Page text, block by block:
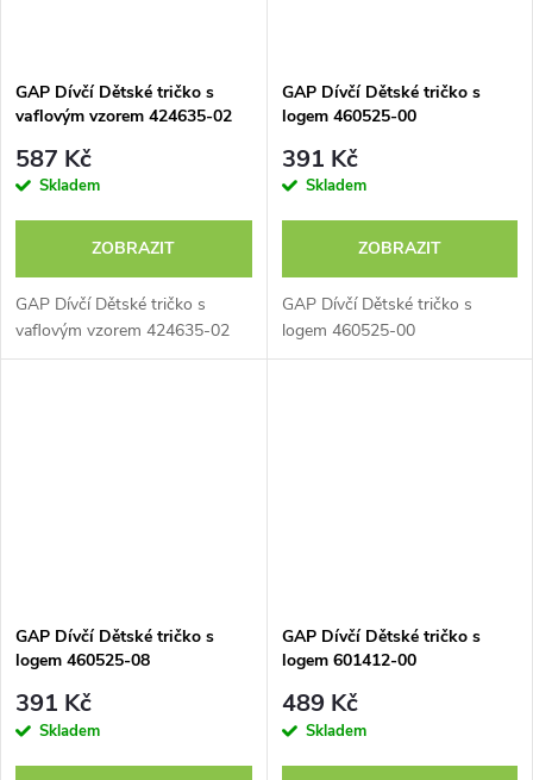
GAP Dívčí Dětské tričko s
vaflovým vzorem 424635-02
587 Kč
Skladem
ZOBRAZIT
GAP Dívčí Dětské tričko s
vaflovým vzorem 424635-02
GAP Dívčí Dětské tričko s
logem 460525-00
391 Kč
Skladem
ZOBRAZIT
GAP Dívčí Dětské tričko s
logem 460525-00
GAP Dívčí Dětské tričko s
logem 460525-08
391 Kč
Skladem
GAP Dívčí Dětské tričko s
logem 601412-00
489 Kč
Skladem